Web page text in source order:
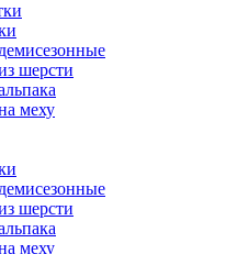
шерсти
меху
шерсти
меху